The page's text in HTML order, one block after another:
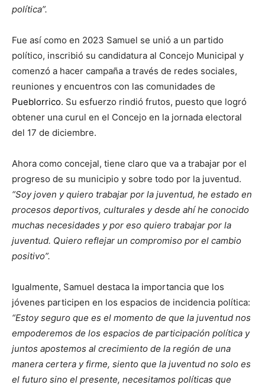
política”.
Fue así como en 2023 Samuel se unió a un partido
político, inscribió su candidatura al Concejo Municipal y
comenzó a hacer campaña a través de redes sociales,
reuniones y encuentros con las comunidades de
Pueblorrico. Su esfuerzo rindió frutos, puesto que logró
obtener una curul en el Concejo en la jornada electoral
del 17 de diciembre.
Ahora como concejal, tiene claro que va a trabajar por el
progreso de su municipio y sobre todo por la juventud.
“Soy joven y quiero trabajar por la juventud, he estado en
procesos deportivos, culturales y desde ahí he conocido
muchas necesidades y por eso quiero trabajar por la
juventud. Quiero reflejar un compromiso por el cambio
positivo”.
Igualmente, Samuel destaca la importancia que los
jóvenes participen en los espacios de incidencia política:
“Estoy seguro que es el momento de que la juventud nos
empoderemos de los espacios de participación política y
juntos apostemos al crecimiento de la región de una
manera certera y firme, siento que la juventud no solo es
el futuro sino el presente, necesitamos políticas que